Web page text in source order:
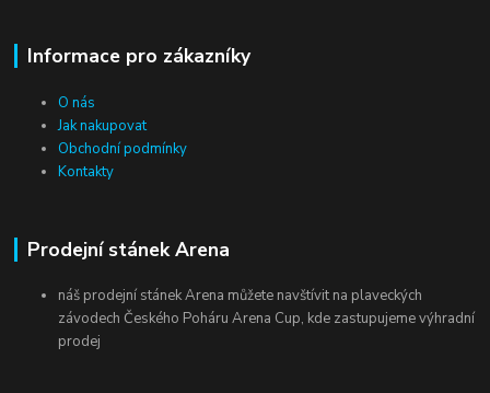
Informace pro zákazníky
O nás
Jak nakupovat
Obchodní podmínky
Kontakty
Prodejní stánek Arena
náš prodejní stánek Arena můžete navštívit na plaveckých
závodech Českého Poháru Arena Cup, kde zastupujeme výhradní
prodej